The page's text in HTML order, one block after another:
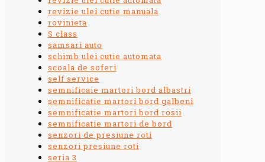
revizie ulei cutie manuala
rovinieta
S class
samsari auto
schimb ulei cutie automata
scoala de soferi
self service
semnificaie martori bord albastri
semnificatie martori bord galbeni
semnificatie martori bord rosii
semnificatie martori de bord
senzori de presiune roti
senzori presiune roti
seria 3